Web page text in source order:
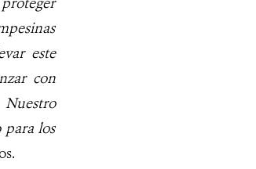
este
con
para los